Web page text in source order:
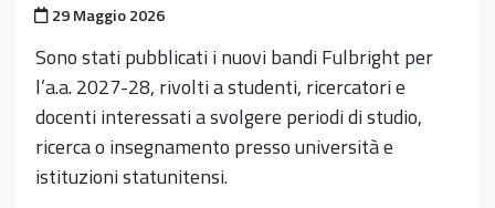
Pubblicato il
29 Maggio 2026
Sono stati pubblicati i nuovi bandi Fulbright per
l’a.a. 2027-28, rivolti a studenti, ricercatori e
docenti interessati a svolgere periodi di studio,
ricerca o insegnamento presso università e
istituzioni statunitensi.